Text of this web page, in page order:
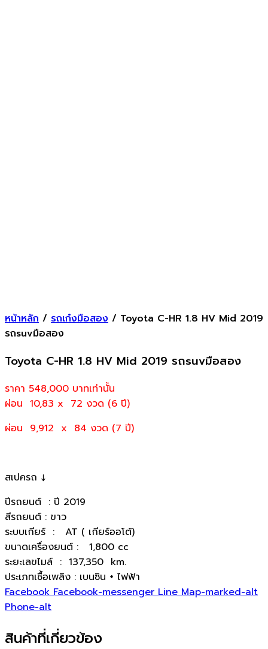
หน้าหลัก / รถเก๋งมือสอง / Toyota C-HR 1.8 HV Mid 2019
รถsuvมือสอง
Toyota C-HR 1.8 HV Mid 2019 รถsuvมือสอง
ราคา 548,000 บาทเท่านั้น
ผ่อน 10,83 x 72 งวด (6 ปี)
ผ่อน 9,912 x 84 งวด (7 ปี)
สเปครถ ↓
ปีรถยนต์ : ปี 2019
สีรถยนต์ : ขาว
ระบบเกียร์ : AT ( เกียร์ออโต้)
ขนาดเครื่องยนต์ : 1,800 cc
ระยะเลขไมล์ : 137,350 km.
ประเภทเชื้อเพลิง : เบนซิน + ไฟฟ้า
Facebook Facebook-messenger Line Map-marked-alt
Phone-alt
สินค้าที่เกี่ยวข้อง